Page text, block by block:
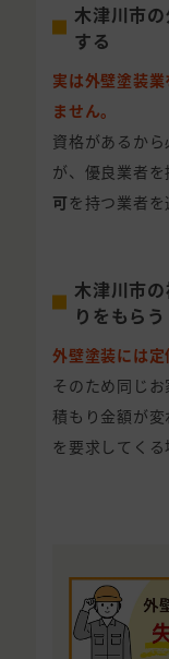
木津川市
する
実は外壁塗装
ません。
資格があるか
が、優良業者を
可 を持つ業者を
木津川市
りをもらう
外壁塗装には定
そのため同じ
積もり金額が
を要求してくる